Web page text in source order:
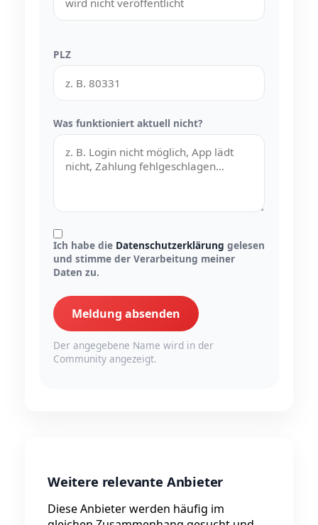
PLZ
Was funktioniert aktuell nicht?
Ich habe die Datenschutzerklärung gelesen
und stimme der Verarbeitung meiner
Daten zu.
Meldung absenden
Der angegebene Name wird in der
Community angezeigt.
Weitere relevante Anbieter
Diese Anbieter werden häufig im